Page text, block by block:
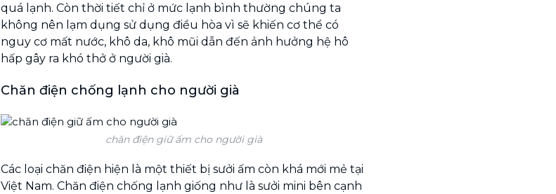
quá lạnh. Còn thời tiết chỉ ở mức lạnh bình thường chúng ta
không nên lạm dụng sử dụng điều hòa vì sẽ khiến cơ thể có
nguy cơ mất nước, khô da, khô mũi dẫn đến ảnh hưởng hệ hô
hấp gây ra khó thở ở người già.
Chăn điện chống lạnh cho người già
chăn điện giữ ấm cho người già
Các loại chăn điện hiện là một thiết bị sưởi ấm còn khá mới mẻ tại
Việt Nam. Chăn điện chống lạnh giống như là sưởi mini bên cạnh